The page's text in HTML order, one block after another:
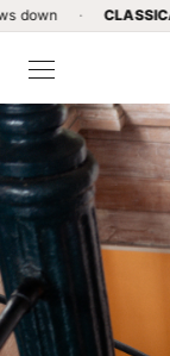
· CLASSICALLY ·